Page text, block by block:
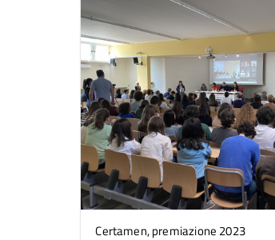
Certamen, premiazione 2023